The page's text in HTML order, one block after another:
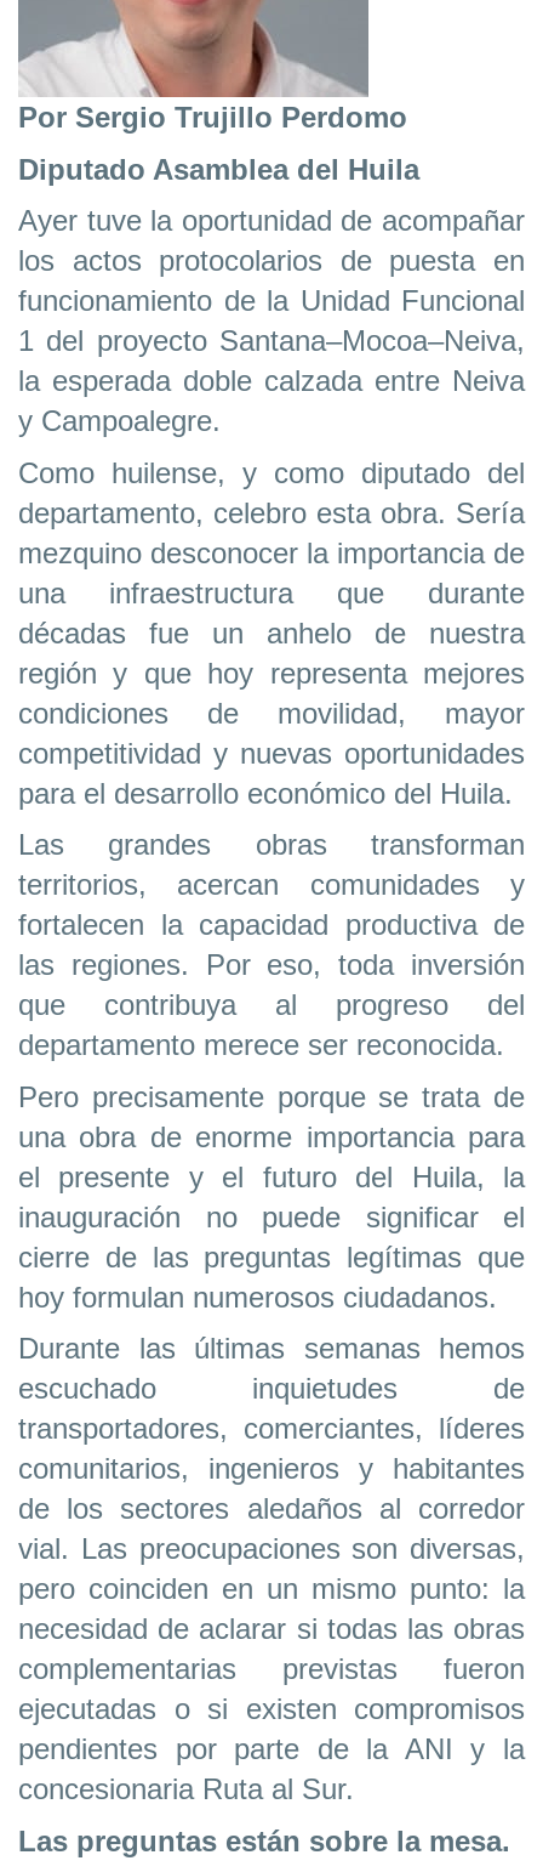
Por Sergio Trujillo Perdomo
Diputado Asamblea del Huila
Ayer tuve la oportunidad de acompañar
los actos protocolarios de puesta en
funcionamiento de la Unidad Funcional
1 del proyecto Santana–Mocoa–Neiva,
la esperada doble calzada entre Neiva
y Campoalegre.
Como huilense, y como diputado del
departamento, celebro esta obra. Sería
mezquino desconocer la importancia de
una infraestructura que durante
décadas fue un anhelo de nuestra
región y que hoy representa mejores
condiciones de movilidad, mayor
competitividad y nuevas oportunidades
para el desarrollo económico del Huila.
Las grandes obras transforman
territorios, acercan comunidades y
fortalecen la capacidad productiva de
las regiones. Por eso, toda inversión
que contribuya al progreso del
departamento merece ser reconocida.
Pero precisamente porque se trata de
una obra de enorme importancia para
el presente y el futuro del Huila, la
inauguración no puede significar el
cierre de las preguntas legítimas que
hoy formulan numerosos ciudadanos.
Durante las últimas semanas hemos
escuchado inquietudes de
transportadores, comerciantes, líderes
comunitarios, ingenieros y habitantes
de los sectores aledaños al corredor
vial. Las preocupaciones son diversas,
pero coinciden en un mismo punto: la
necesidad de aclarar si todas las obras
complementarias previstas fueron
ejecutadas o si existen compromisos
pendientes por parte de la ANI y la
concesionaria Ruta al Sur.
Las preguntas están sobre la mesa.